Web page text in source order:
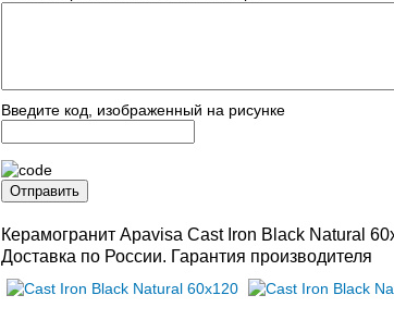
Введите код, изображенный на рисунке
Отправить
Керамогранит Apavisa Cast Iron Black Natural
Доставка по России. Гарантия производителя